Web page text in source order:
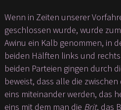
Wenn in Zeiten unserer
geschlossen wurde, wurde
Awinu ein Kalb genommen, in
beiden Hälften links und
beiden Parteien gingen durch
beweist, dass alle die
eins miteinander werden, das
eins mit dem man die Brit, das